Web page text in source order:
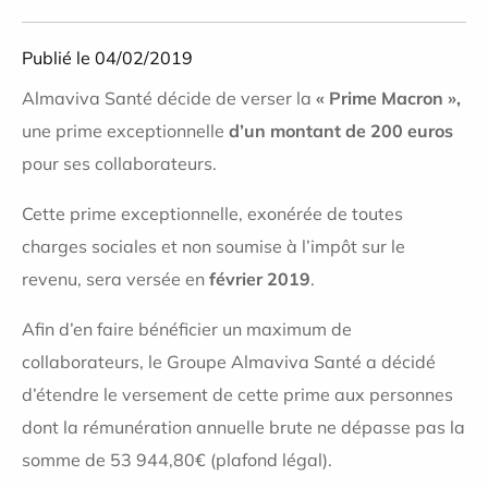
Publié le 04/02/2019
Almaviva Santé décide de verser la « Prime Macron »,
une prime exceptionnelle d’un montant de 200 euros
pour ses collaborateurs.
Cette prime exceptionnelle, exonérée de toutes
charges sociales et non soumise à l’impôt sur le
revenu, sera versée en février 2019.
Afin d’en faire bénéficier un maximum de
collaborateurs, le Groupe Almaviva Santé a décidé
d’étendre le versement de cette prime aux personnes
dont la rémunération annuelle brute ne dépasse pas la
somme de 53 944,80€ (plafond légal).